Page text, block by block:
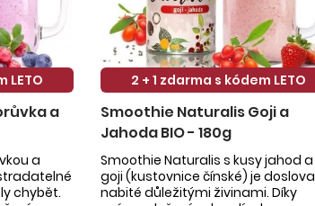
LETO
a
a
chybět.
2 + 1 zdarma s kódem LETO
Smoothie Naturalis Goji a
Jahoda BIO - 180g
Smoothie Naturalis s kusy jahod a
goji (kustovnice čínské) je doslova
nabité důležitými živinami. Díky